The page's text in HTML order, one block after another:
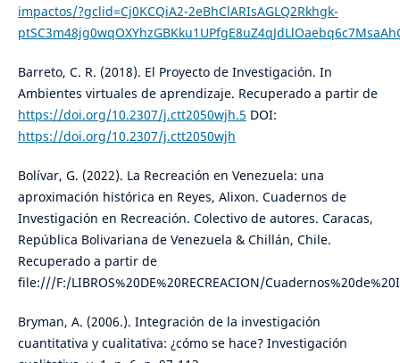
impactos/?gclid=Cj0KCQiA2-2eBhClARIsAGLQ2Rkhgk-
Barreto, C. R. (2018). El Proyecto de Investigación. In
Ambientes virtuales de aprendizaje. Recuperado a partir de
https://doi.org/10.2307/j.ctt2050wjh.5 DOI:
https://doi.org/10.2307/j.ctt2050wjh
Bolívar, G. (2022). La Recreación en Venezuela: una
aproximación histórica en Reyes, Alixon. Cuadernos de
Investigación en Recreación. Colectivo de autores. Caracas,
República Bolivariana de Venezuela & Chillán, Chile.
Recuperado a partir de
file:///F:/LIBROS%20DE%20RECREACION/
Bryman, A. (2006.). Integración de la investigación
cuantitativa y cualitativa: ¿cómo se hace? Investigación